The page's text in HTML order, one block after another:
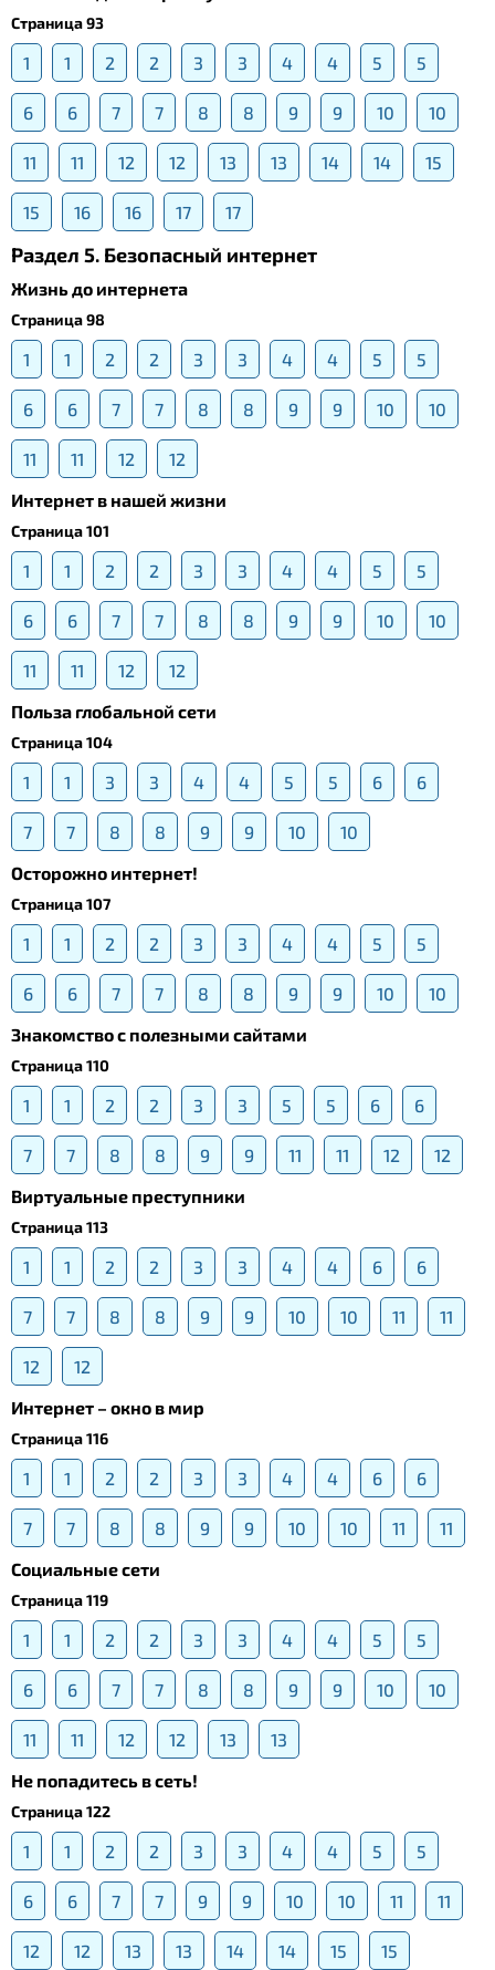
Страница 93
1 1 2 2 3 3 4 4 5 5
6 6 7 7 8 8 9 9 10 10
11 11 12 12 13 13 14 14 15
15 16 16 17 17
Раздел 5. Безопасный интернет
Жизнь до интернета
Страница 98
1 1 2 2 3 3 4 4 5 5
6 6 7 7 8 8 9 9 10 10
11 11 12
12
Интернет в нашей жизни
Страница 101
1 1 2 2 3 3 4 4 5 5
6 6 7 7 8 8 9 9 10 10
11 11 12
12
Польза глобальной сети
Страница 104
1 1 3 3 4 4 5 5 6 6
7 7 8 8 9 9 10
10
Осторожно интернет!
Страница 107
1 1 2 2 3 3 4 4 5 5
6 6 7 7 8 8 9 9 10
10
Знакомство с полезными сайтами
Страница 110
1 1 2 2 3 3 5 5 6 6
7 7 8 8 9 9 11 11 12
12
Виртуальные преступники
Страница 113
1 1 2 2 3 3 4 4 6 6
7 7 8 8 9 9 10 10 11 11
12
12
Интернет – окно в мир
Страница 116
1 1 2 2 3 3 4 4 6 6
7 7 8 8 9 9 10 10 11
11
Социальные сети
Страница 119
1 1 2 2 3 3 4 4 5 5
6 6 7 7 8 8 9 9 10 10
11 11 12 12 13
13
Не попадитесь в сеть!
Страница 122
1 1 2 2 3 3 4 4 5 5
6 6 7 7 9 9 10 10 11 11
12 12 13 13 14 14 15
15